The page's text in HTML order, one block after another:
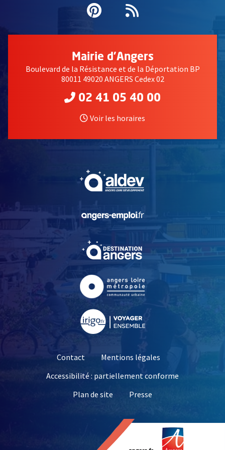
Pinterest
, Ouvre une
Flux RSS
Mairie d'Angers
Boulevard de la Résistance et de la Déportation BP
80011 49020 ANGERS Cedex 02
02 41 05 40 00
Voir les horaires
, Ouvre une nouvelle
, Ouvre une nouvelle
Contact
Mentions légales
Accessibilité : partiellement conforme
Plan de site
Presse